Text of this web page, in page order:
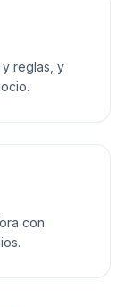
y reglas, y
con